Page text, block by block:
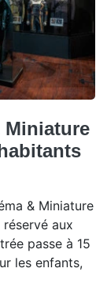
Miniature
& Miniature
aux
passe à 15
les enfants,